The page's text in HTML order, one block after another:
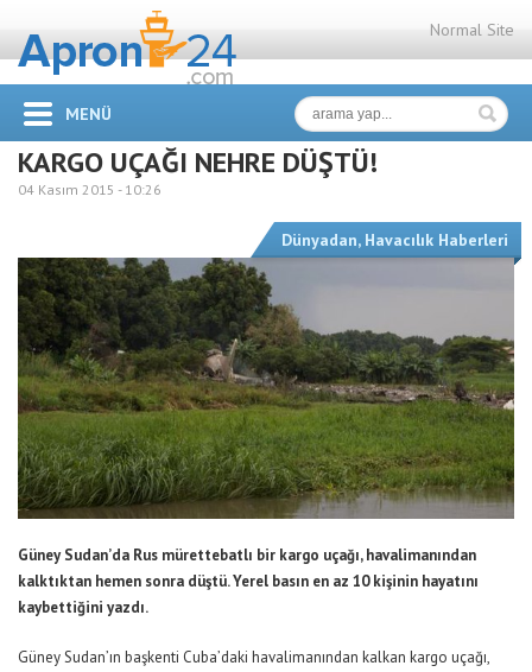
Normal Site
MENÜ
KARGO UÇAĞI NEHRE DÜŞTÜ!
04 Kasım 2015 - 10:26
Dünyadan, Havacılık Haberleri
Güney Sudan’da Rus mürettebatlı bir kargo uçağı, havalimanından
kalktıktan hemen sonra düştü. Yerel basın en az 10 kişinin hayatını
kaybettiğini yazdı.
Güney Sudan’ın başkenti Cuba’daki havalimanından kalkan kargo uçağı,